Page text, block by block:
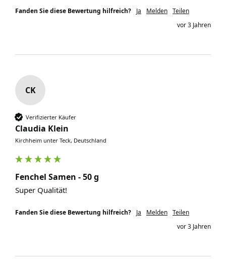
Fanden Sie diese Bewertung hilfreich? Ja Melden Teilen
vor 3 Jahren
CK
Verifizierter Käufer
Claudia Klein
Kirchheim unter Teck, Deutschland
Fenchel Samen - 50 g
Super Qualität!
Fanden Sie diese Bewertung hilfreich? Ja Melden Teilen
vor 3 Jahren